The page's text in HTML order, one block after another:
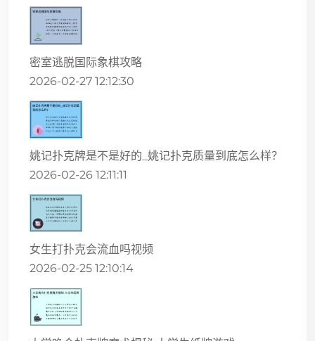
密室逃脱国际象棋攻略
2026-02-27 12:12:30
姚记扑克牌是不是好的_姚记扑克质量到底怎么样？
2026-02-26 12:11:11
女生打扑克会流血吗视频
2026-02-25 12:10:14